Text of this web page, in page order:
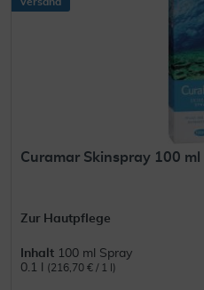
Curamar Skinspray 100 ml
Zur Hautpflege
Inhalt 100 ml Spray
0.1 l
(216,70 € / 1 l)